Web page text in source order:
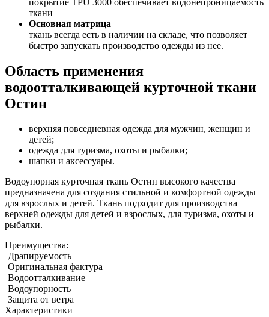
ткани
Основная матрица
ткань всегда есть в наличии на складе, что позволяет
быстро запускать производство одежды из нее.
Область применения
водоотталкивающей курточной ткани
Остин
верхняя повседневная одежда для мужчин, женщин и
детей;
одежда для туризма, охоты и рыбалки;
шапки и аксессуары.
Водоупорная курточная ткань Остин высокого качества
предназначена для создания стильной и комфортной одежды
для взрослых и детей. Ткань подходит для производства
верхней одежды для детей и взрослых, для туризма, охоты и
рыбалки.
Преимущества:
Драпируемость
Оригинальная фактура
Водоотталкивание
Водоупорность
Защита от ветра
Характеристики